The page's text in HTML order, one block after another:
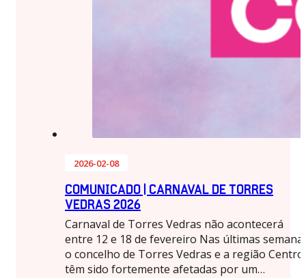
2026-02-08
COMUNICADO | CARNAVAL DE TORRES
VEDRAS 2026
Carnaval de Torres Vedras não acontecerá
entre 12 e 18 de fevereiro Nas últimas
o concelho de Torres Vedras e a região Centro
têm sido fortemente afetadas por um…